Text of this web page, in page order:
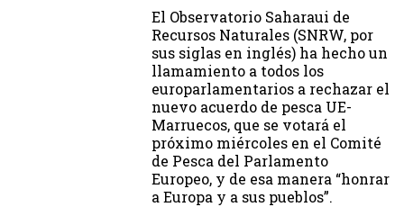
El Observatorio Saharaui de
Recursos Naturales (SNRW, por
sus siglas en inglés) ha hecho un
llamamiento a todos los
europarlamentarios a rechazar el
nuevo acuerdo de pesca UE-
Marruecos, que se votará el
próximo miércoles en el Comité
de Pesca del Parlamento
Europeo, y de esa manera “honrar
a Europa y a sus pueblos”.